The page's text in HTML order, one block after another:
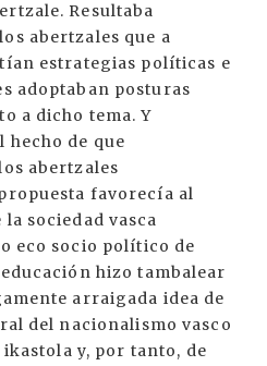
Resultaba
abertzales que a
estrategias políticas e
adoptaban posturas
a dicho tema. Y
hecho de que
abertzales
favorecía al
sociedad vasca
eco socio político de
hizo tambalear
arraigada idea de
del nacionalismo vasco
y, por tanto, de